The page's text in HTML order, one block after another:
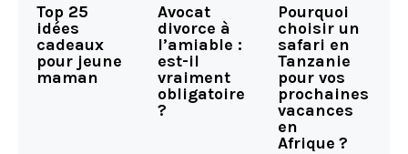
Top 25
idées
cadeaux
pour jeune
maman
Avocat
divorce à
l’amiable :
est-il
vraiment
obligatoire
?
Pourquoi
choisir un
safari en
Tanzanie
pour vos
prochaines
vacances
en
Afrique ?